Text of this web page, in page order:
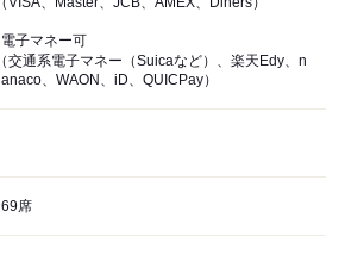
電子マネー可
（交通系電子マネー（Suicaなど）、楽天Edy、n
anaco、WAON、iD、QUICPay）
69席